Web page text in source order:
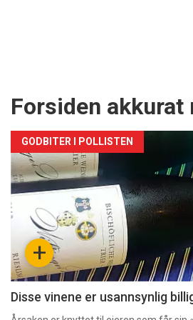
Forsiden akkurat
+
GODBITER I POLLISTEN
Disse vinene er usannsynlig